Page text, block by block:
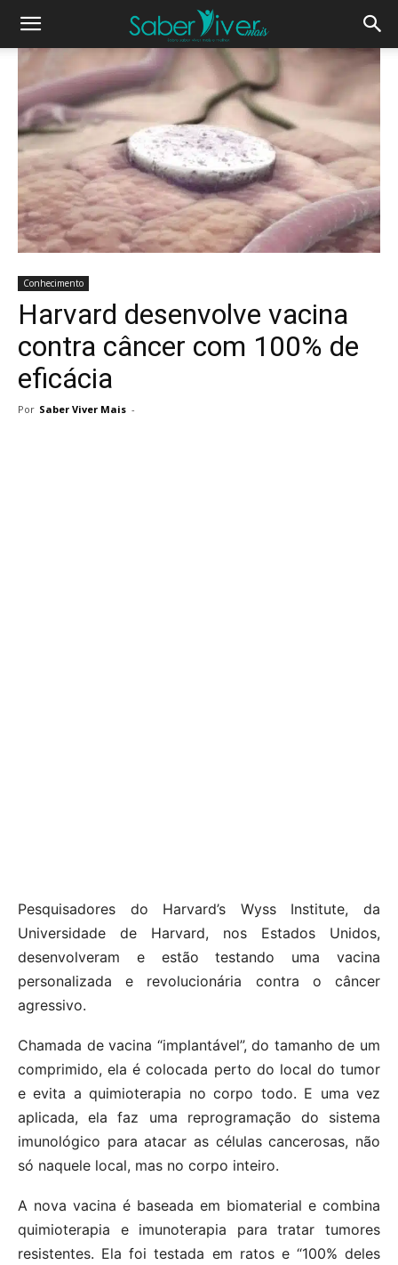
Conhecimento
Harvard desenvolve vacina
contra câncer com 100% de
eficácia
Por Saber Viver Mais -
Pesquisadores do Harvard’s Wyss Institute, da
Universidade de Harvard, nos Estados Unidos,
desenvolveram e estão testando uma vacina
personalizada e revolucionária contra o câncer
agressivo.
Chamada de vacina “implantável”, do tamanho de um
comprimido, ela é colocada perto do local do tumor
e evita a quimioterapia no corpo todo. E uma vez
aplicada, ela faz uma reprogramação do sistema
imunológico para atacar as células cancerosas, não
só naquele local, mas no corpo inteiro.
A nova vacina é baseada em biomaterial e combina
quimioterapia e imunoterapia para tratar tumores
resistentes. Ela foi testada em ratos e “100% deles